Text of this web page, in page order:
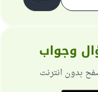
وجواب
بدون انترنت